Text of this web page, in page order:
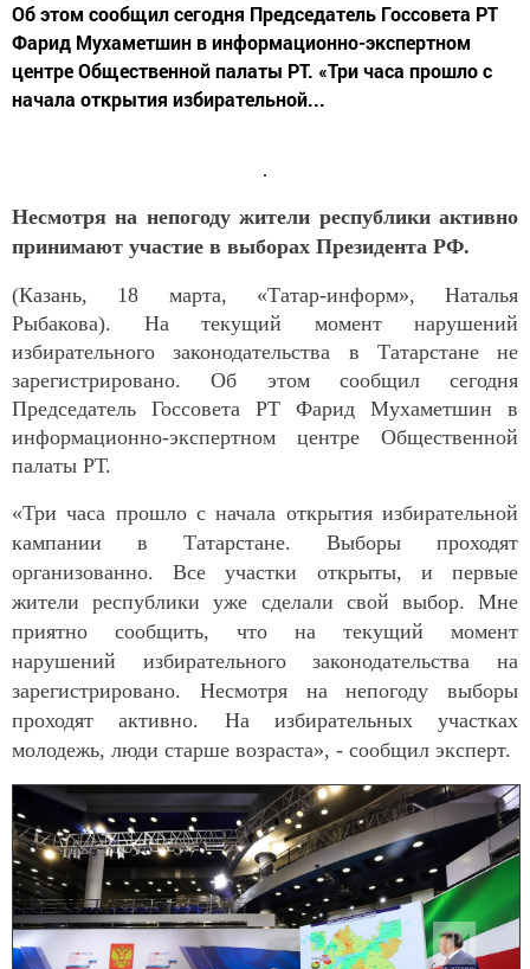
Об этом сообщил сегодня Председатель Госсовета РТ
Фарид Мухаметшин в информационно-экспертном
центре Общественной палаты РТ. «Три часа прошло с
начала открытия избирательной...
Несмотря на непогоду жители республики активно
принимают участие в выборах Президента РФ.
(Казань, 18 марта, «Татар-информ», Наталья
Рыбакова). На текущий момент нарушений
избирательного законодательства в Татарстане не
зарегистрировано. Об этом сообщил сегодня
Председатель Госсовета РТ Фарид Мухаметшин в
информационно-экспертном центре Общественной
палаты РТ.
«Три часа прошло с начала открытия избирательной
кампании в Татарстане. Выборы проходят
организованно. Все участки открыты, и первые
жители республики уже сделали свой выбор. Мне
приятно сообщить, что на текущий момент
нарушений избирательного законодательства на
зарегистрировано. Несмотря на непогоду выборы
проходят активно. На избирательных участках
молодежь, люди старше возраста», - сообщил эксперт.